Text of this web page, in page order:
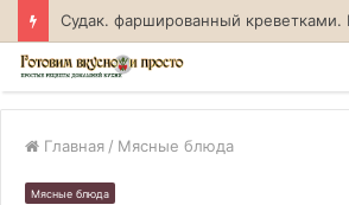
Судак. фаршированный креветками.
Главная / Мясные блюда
Мясные блюда